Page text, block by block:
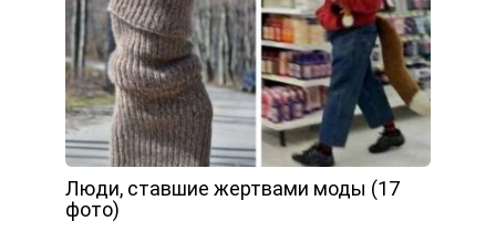
Люди, ставшие жертвами моды (17
фото)